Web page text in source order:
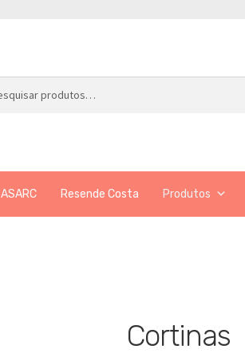
Resende Costa Produtos
Cortinas